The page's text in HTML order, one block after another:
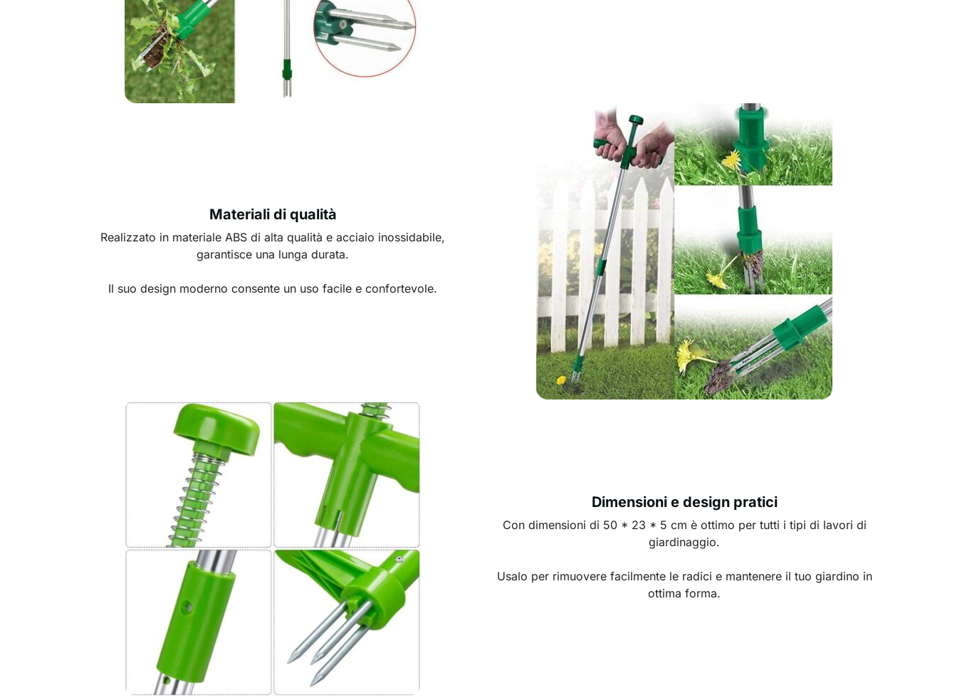
Materiali di qualità
Realizzato in materiale ABS di alta qualità e acciaio inossidabile,
garantisce una lunga durata.
Il suo design moderno consente un uso facile e confortevole.
Dimensioni e design pratici
Con dimensioni di 50 * 23 * 5 cm è ottimo per tutti i tipi di lavori di
giardinaggio.
Usalo per rimuovere facilmente le radici e mantenere il tuo giardino in
ottima forma.